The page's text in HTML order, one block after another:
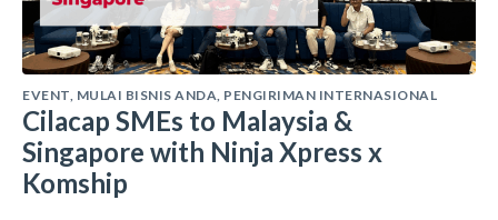
EVENT, MULAI BISNIS ANDA, PENGIRIMAN INTERNASIONAL
Cilacap SMEs to Malaysia &
Singapore with Ninja Xpress x
Komship